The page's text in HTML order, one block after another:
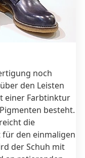
noch
den Leisten
einer Farbtinktur
besteht.
die
den einmaligen
der Schuh mit